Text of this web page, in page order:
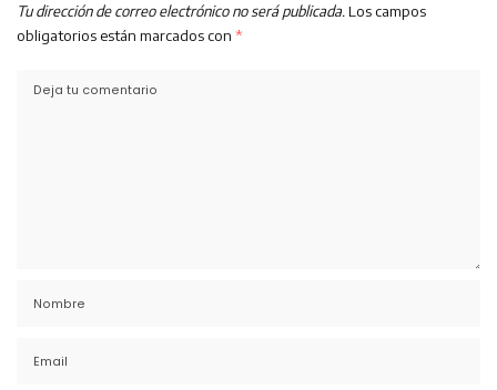
Tu dirección de correo electrónico no será publicada. Los campos
obligatorios están marcados con *